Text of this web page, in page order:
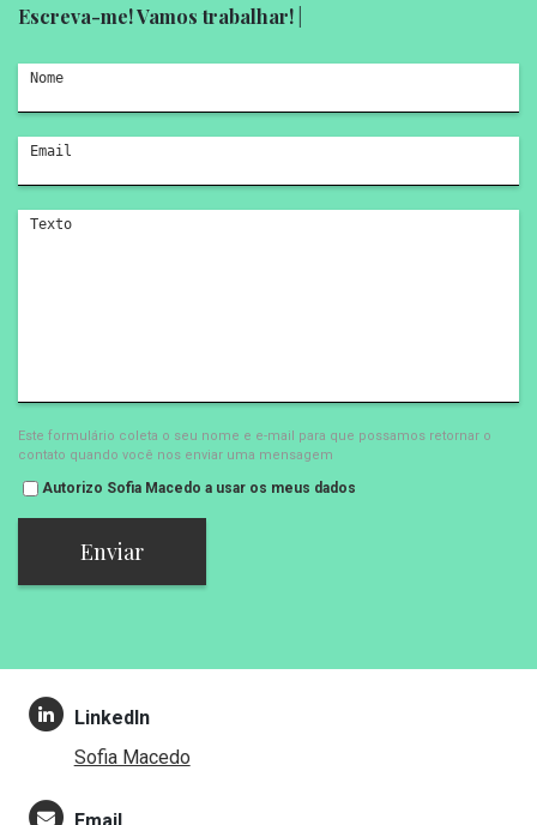
Escreva-me! Vamos trabalhar!
Este formulário coleta o seu nome e e-mail para que possamos retornar o
contato quando você nos enviar uma mensagem
Autorizo Sofia Macedo a usar os meus dados
Enviar
LinkedIn
Sofia Macedo